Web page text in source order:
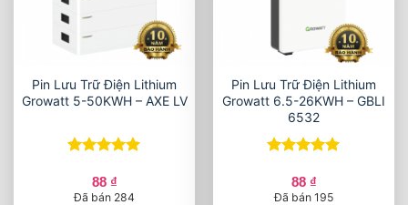
Pin Lưu Trữ Điện Lithium
Growatt 5-50KWH – AXE LV
hạng5 5
sao
88 ₫
Đã bán 284
Pin Lưu Trữ Điện Lithium
Growatt 6.5-26KWH – GBLI
6532
hạng5 5
sao
88 ₫
Đã bán 195